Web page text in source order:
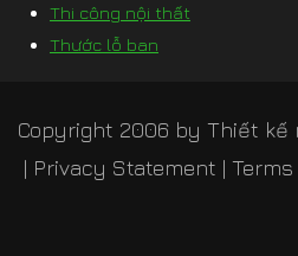
Thi công nội thất
Thước lỗ ban
Copyright 2006 by Thiết kế
| Privacy Statement | Terms